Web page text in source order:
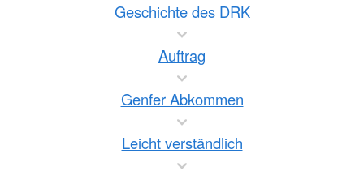
Geschichte des DRK
Auftrag
Genfer Abkommen
Leicht verständlich